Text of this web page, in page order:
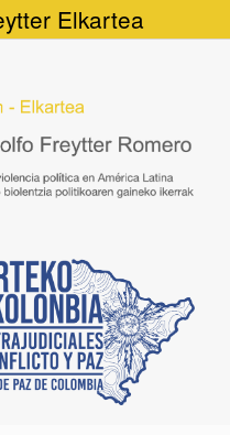
Elkartea